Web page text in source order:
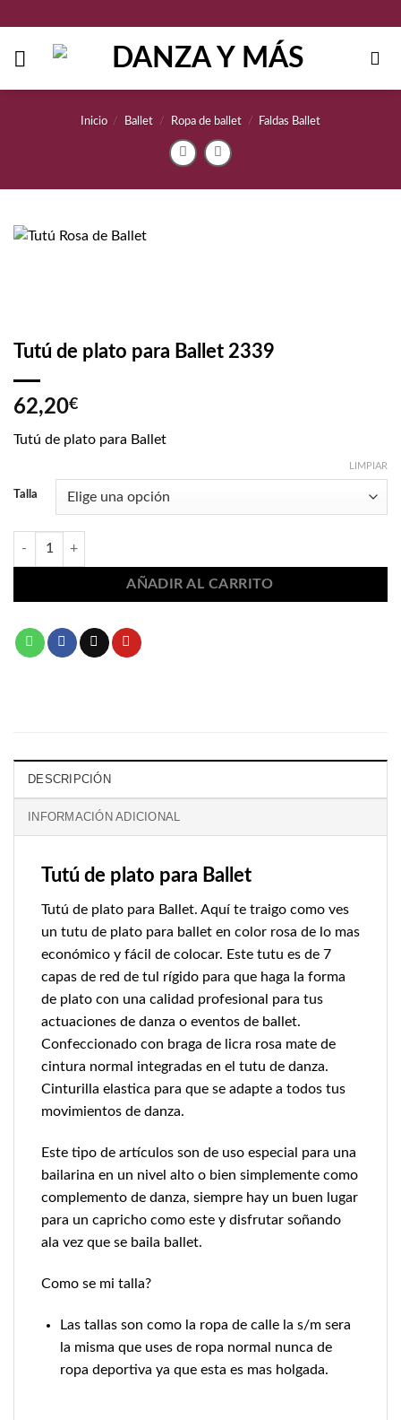
contenido
Inicio / Ballet / Ropa de ballet / Faldas Ballet
Tutú de plato para Ballet 2339
62,20€
Tutú de plato para Ballet
Talla
LIMPIAR
Tutú de plato para Ballet 2339 cantidad
AÑADIR AL CARRITO
DESCRIPCIÓN
INFORMACIÓN ADICIONAL
Tutú de plato para Ballet
Tutú de plato para Ballet. Aquí te traigo como ves
un tutu de plato para ballet en color rosa de lo mas
económico y fácil de colocar. Este tutu es de 7
capas de red de tul rígido para que haga la forma
de plato con una calidad profesional para tus
actuaciones de danza o eventos de ballet.
Confeccionado con braga de licra rosa mate de
cintura normal integradas en el tutu de danza.
Cinturilla elastica para que se adapte a todos tus
movimientos de danza.
Este tipo de artículos son de uso especial para una
bailarina en un nivel alto o bien simplemente como
complemento de danza, siempre hay un buen lugar
para un capricho como este y disfrutar soñando
ala vez que se baila ballet.
Como se mi talla?
Las tallas son como la ropa de calle la s/m sera
la misma que uses de ropa normal nunca de
ropa deportiva ya que esta es mas holgada.